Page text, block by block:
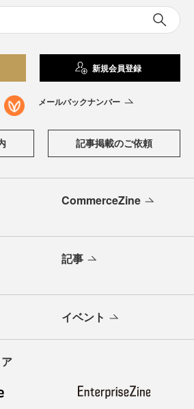
新規会員登録
メールバックナンバー
記事掲載のご依頼
CommerceZine
記事
イベント